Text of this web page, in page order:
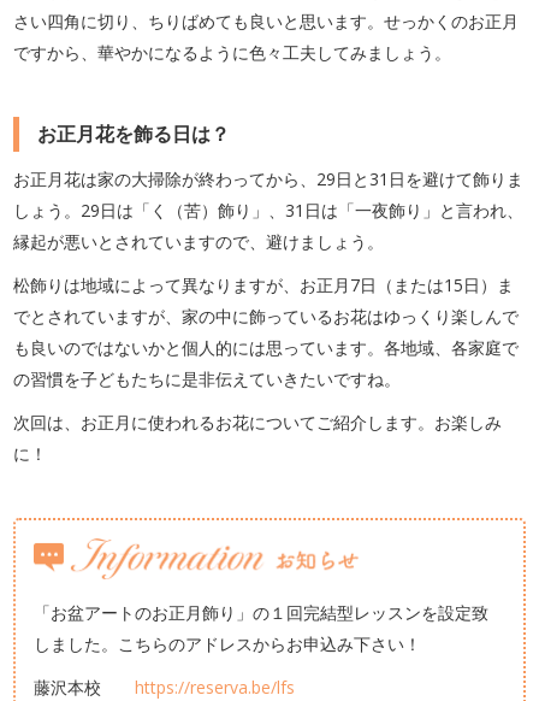
さい四角に切り、ちりばめても良いと思います。せっかくのお正月
ですから、華やかになるように色々工夫してみましょう。
お正月花を飾る日は？
お正月花は家の大掃除が終わってから、29日と31日を避けて飾りま
しょう。29日は「く（苦）飾り」、31日は「一夜飾り」と言われ、
縁起が悪いとされていますので、避けましょう。
松飾りは地域によって異なりますが、お正月7日（または15日）ま
でとされていますが、家の中に飾っているお花はゆっくり楽しんで
も良いのではないかと個人的には思っています。各地域、各家庭で
の習慣を子どもたちに是非伝えていきたいですね。
次回は、お正月に使われるお花についてご紹介します。お楽しみ
に！
「お盆アートのお正月飾り」の１回完結型レッスンを設定致
しました。こちらのアドレスからお申込み下さい！
藤沢本校https://reserva.be/lfs